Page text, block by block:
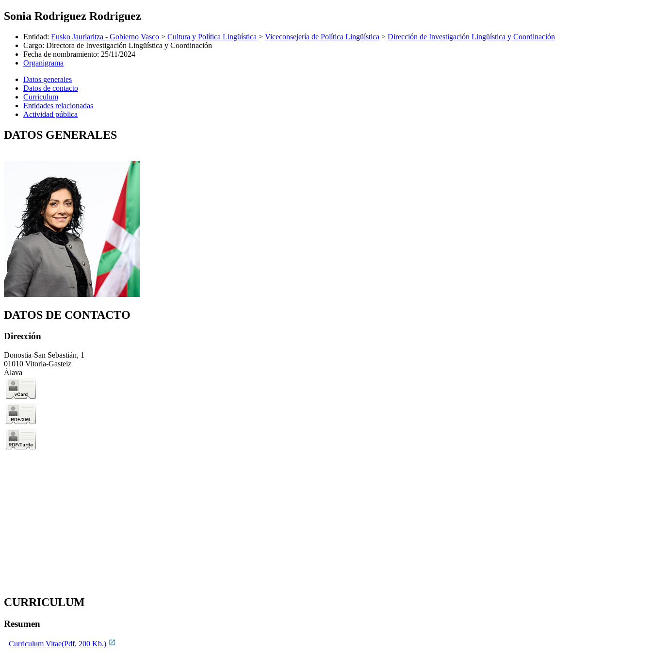
Sonia Rodriguez Rodriguez
Entidad: Eusko Jaurlaritza - Gobierno Vasco > Cultura y Política Lingüística > Viceconsejería de Política Lingüística > Dirección de Investigación Lingüística y Coordinación
Cargo: Directora de Investigación Lingüística y Coordinación
Fecha de nombramiento: 25/11/2024
Organigrama
Datos generales
Datos de contacto
Curriculum
Entidades relacionadas
Actividad pública
DATOS GENERALES
DATOS DE CONTACTO
Dirección
Donostia-San Sebastián, 1
01010 Vitoria-Gasteiz
Álava
CURRICULUM
Resumen
Curriculum Vitae(Pdf, 200 Kb.)